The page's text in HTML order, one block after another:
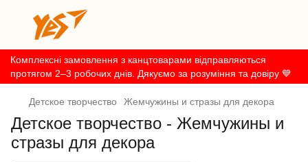
Комплексні замовлення з канцтоварами відправляються
протягом 2–3 робочих днів. Дякуємо за розуміння та довіру 💙
Детское творчество Жемчужины и стразы для декора
Детское творчество - Жемчужины и
стразы для декора